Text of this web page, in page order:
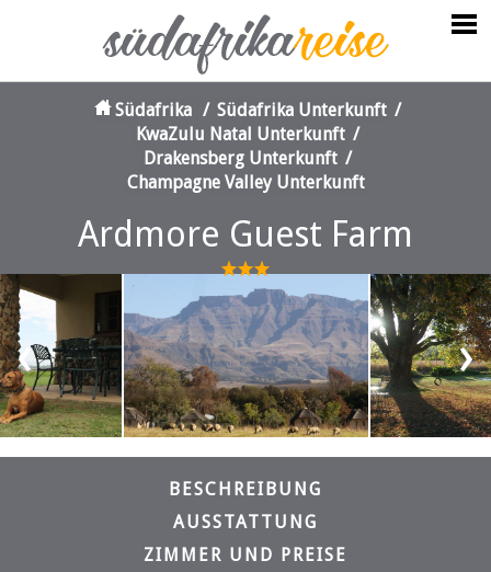
Südafrika / Südafrika Unterkunft /
KwaZulu Natal Unterkunft /
Drakensberg Unterkunft /
Champagne Valley Unterkunft
Ardmore Guest Farm
‹ ›
BESCHREIBUNG
AUSSTATTUNG
ZIMMER UND PREISE